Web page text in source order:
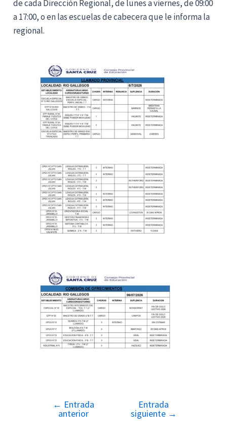
de cada Dirección Regional, de lunes a viernes, de 09:00
a 17:00, o en las escuelas de cabecera que le informa la
regional.
Navegación
← Entrada
anterior
Entrada
siguiente →